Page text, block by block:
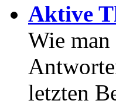
Aktive
Wie man
letzten